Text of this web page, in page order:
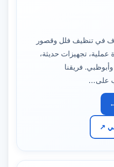
في تنظيف فلل وقصور
تجهيزات حديثة،
فريقنا
على…
↗